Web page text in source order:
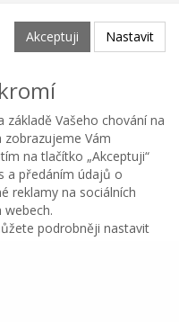
SERVIS s.r.o. 2026
Menu Košík
Akceptuji Nastavit
Vašeho chování na
Vám
na tlačítko „Akceptuji“
a předáním údajů o
reklamy na sociálních
webech.
podrobněji nastavit